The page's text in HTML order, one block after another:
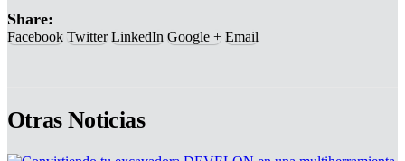
Share:
Facebook Twitter LinkedIn Google + Email
Otras Noticias